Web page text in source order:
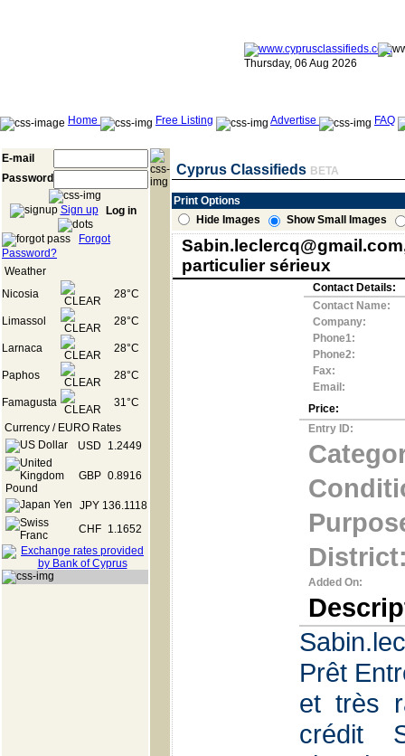
Thursday, 06 Aug 2026
Home Free Listing Advertise FAQ
E-mail
Password
Sign up Log in
Forgot
Password?
Weather
Nicosia
28°C
Limassol 28°C
Larnaca 28°C
Paphos 28°C
Famagusta
31°C
Currency / EURO Rates
USD
1.2449
GBP 0.8916
JPY 136.1118
CHF
1.1652
Cyprus Classifieds BETA
Print Options
Hide Images
Show Small Images
particulier sérieux
Contact Details:
Contact Name:
Company:
Phone1:
Phone2:
Fax:
Email:
Price:
Entry ID:
Added On:
Prêt
et très
crédit